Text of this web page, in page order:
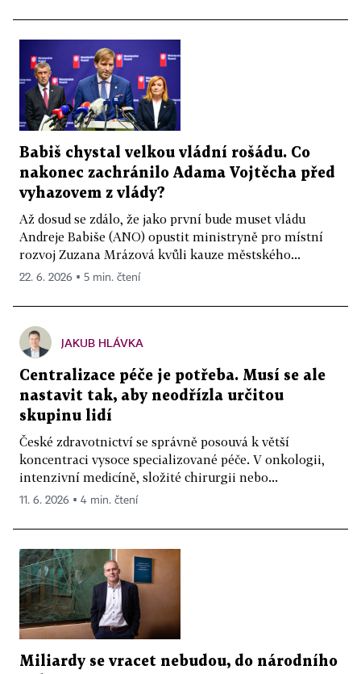
Babiš chystal velkou vládní rošádu. Co
nakonec zachránilo Adama Vojtěcha před
vyhazovem z vlády?
Až dosud se zdálo, že jako první bude muset vládu
Andreje Babiše (ANO) opustit ministryně pro místní
rozvoj Zuzana Mrázová kvůli kauze městského...
22. 6. 2026 ▪ 5 min. čtení
JAKUB HLÁVKA
Centralizace péče je potřeba. Musí se ale
nastavit tak, aby neodřízla určitou
skupinu lidí
České zdravotnictví se správně posouvá k větší
koncentraci vysoce specializované péče. V onkologii,
intenzivní medicíně, složité chirurgii nebo...
11. 6. 2026 ▪ 4 min. čtení
Miliardy se vracet nebudou, do národního